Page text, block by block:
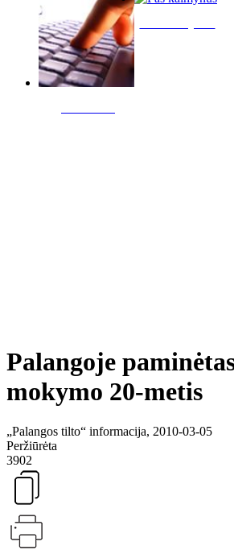
Palangoje
mokymo 20-metis
„Palangos tilto“ informacija, 2010-03-05
Peržiūrėta
3902